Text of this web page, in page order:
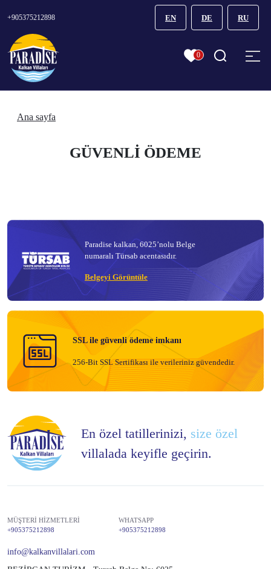
+905375212898 EN DE RU
0
Ana sayfa
GÜVENLİ ÖDEME
Paradise kalkan, 6025’nolu Belge
numaralı Türsab acentasıdır.
Belgeyi Görüntüle
SSL ile güvenli ödeme imkanı
256-Bit SSL Sertifikası ile verileriniz güvendedir.
En özel tatillerinizi, size özel
villalada keyifle geçirin.
MÜŞTERİ HİZMETLERİ
+905375212898
WHATSAPP
+905375212898
info@kalkanvillalari.com